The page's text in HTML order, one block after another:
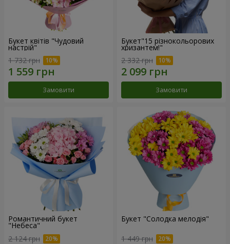
Букет квітів "Чудовий
настрій"
1 732 грн
Замовити
Букет"15 різнокольорових
хризантем!"
2 332 грн
Замовити
Романтичний букет
"Небеса"
2 124 грн
Букет "Солодка мелодія"
1 449 грн